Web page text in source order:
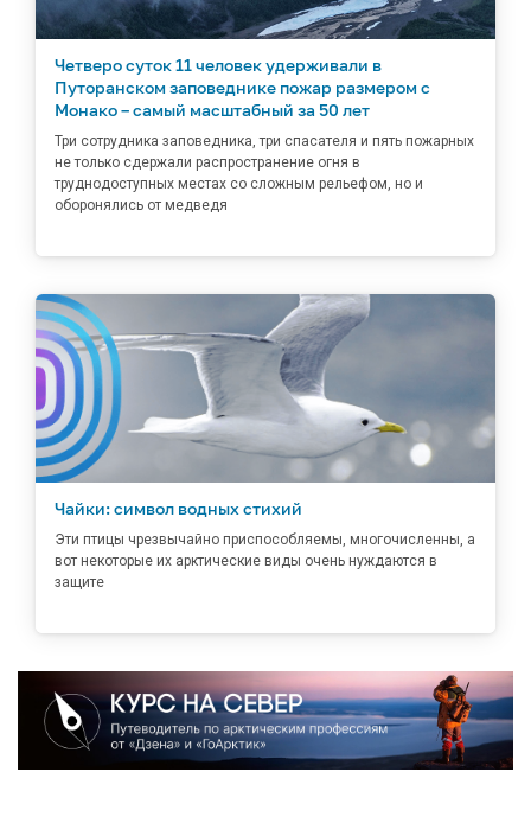
Четверо суток 11 человек удерживали в
Путоранском заповеднике пожар размером с
Монако – самый масштабный за 50 лет
Три сотрудника заповедника, три спасателя и пять пожарных
не только сдержали распространение огня в
труднодоступных местах со сложным рельефом, но и
оборонялись от медведя
Чайки: символ водных стихий
Эти птицы чрезвычайно приспособляемы, многочисленны, а
вот некоторые их арктические виды очень нуждаются в
защите